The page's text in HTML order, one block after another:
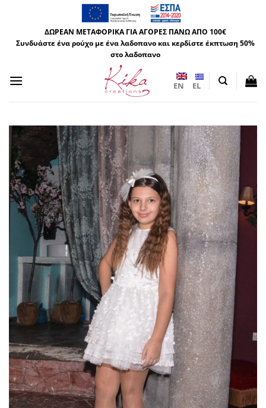
περιεχόμενοΔΩΡΕΑΝ ΜΕΤΑΦΟΡΙΚΑ ΓΙΑ ΑΓΟΡΕΣ ΠΑΝΩ ΑΠΟ 100€
Συνδυάστε ένα ρούχο με ένα λαδοπανο και κερδίστε έκπτωση 50%
στο λαδοπανο
EN EL